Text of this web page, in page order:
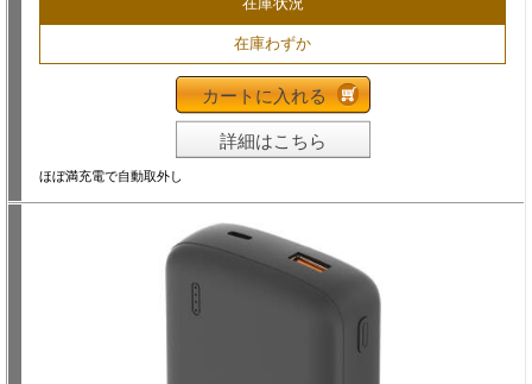
在庫わずか
カートに入れる
詳細はこちら
ほぼ満充電で自動取外し